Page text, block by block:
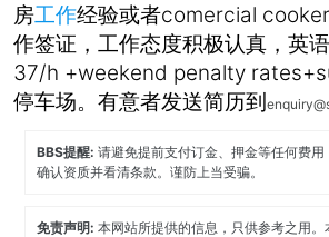
房工作经验或者comercial
作签证，工作态度积极认真，英
37/h +weekend penalty
停车场。有意者发送简历到
BBS提醒:请避免提前支付订金、押金等任何费用
确认资质并看清条款。谨防上当受骗。
免责声明:本网站所提供的信息，只供参考之用